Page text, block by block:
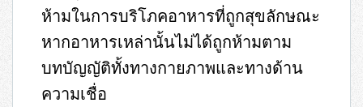
ห้ามในการบริโภคอาหารที่ถูกสุขลักษณะ
หากอาหารเหล่านั้นไม่ได้ถูกห้ามตาม
บทบัญญัติทั้งทางกายภาพและทางด้าน
ความเชื่อ